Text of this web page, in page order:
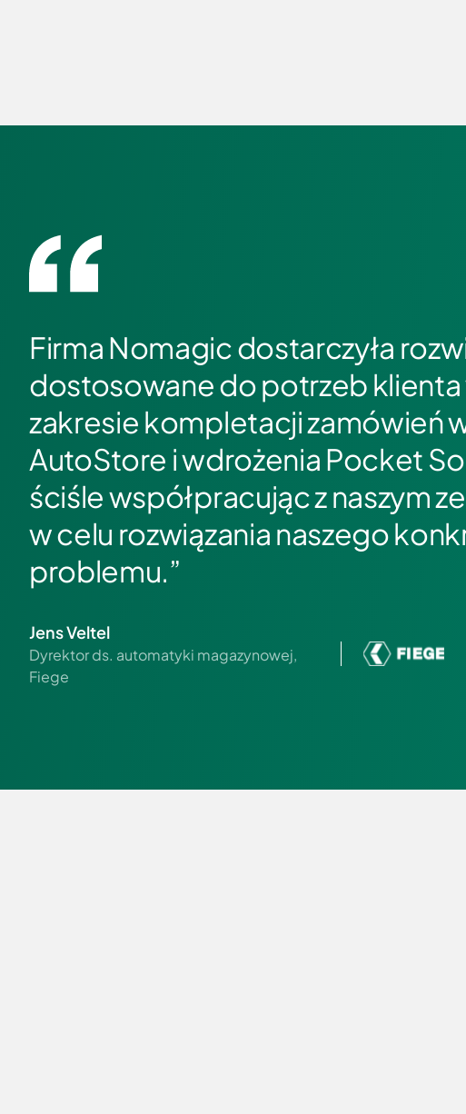
Firma Nomagic dostarczyła
dostosowane do potrzeb klienta
zakresie kompletacji zamówień
AutoStore i wdrożenia Pocket
ściśle współpracując z naszym
w celu rozwiązania naszego
problemu.”
Jens Veltel
Dyrektor ds. automatyki magazynowej,
Fiege